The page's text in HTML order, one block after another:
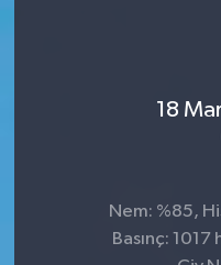
18
Nem: %85,
Basınç: